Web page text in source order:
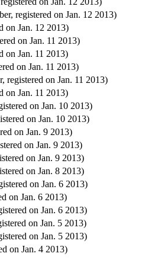
registered on Jan. 12 2013)
on Jan. 12 2013)
on Jan. 11 2013)
on Jan. 11 2013)
on Jan. 11 2013)
registered on Jan. 11 2013)
on Jan. 11 2013)
on Jan. 10 2013)
on Jan. 10 2013)
on Jan. 9 2013)
on Jan. 9 2013)
on Jan. 9 2013)
on Jan. 8 2013)
on Jan. 6 2013)
on Jan. 6 2013)
on Jan. 6 2013)
on Jan. 5 2013)
on Jan. 5 2013)
on Jan. 4 2013)